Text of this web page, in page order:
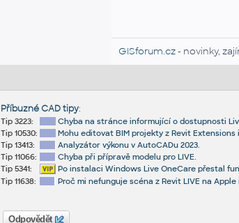
GISforum.cz- novinky,
Příbuzné CAD tipy:
Tip 3223:
Chyba na stránce informující o dostupnosti
Tip 10530:
Mohu editovat BIM projekty z Revit Extensions
Tip 13413:
Analyzátor výkonu v AutoCADu 2023.
Tip 11066:
Chyba při přípravě modelu pro LIVE.
Tip 5341:
Po instalaci Windows Live OneCare přestal
Tip 11638:
Proč mi nefunguje scéna z Revit LIVE na Apple
Odpovědět